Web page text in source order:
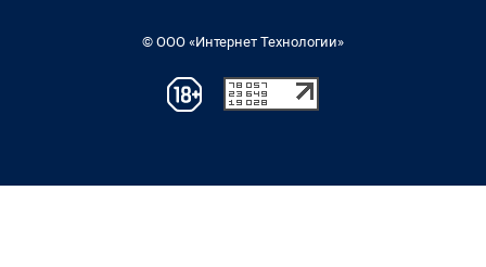
© ООО «Интернет Технологии»